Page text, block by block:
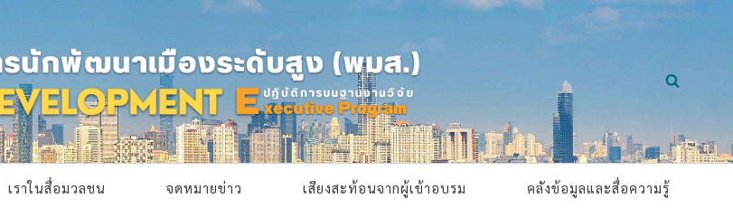
เราในสื่อมวลชน จดหมายข่าว เสียงสะท้อนจากผู้เข้าอบรม คลังข้อมูลและสื่อความรู้